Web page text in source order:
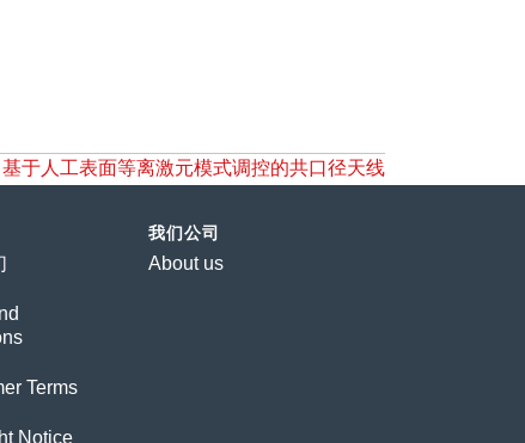
于人工表面等离激元模式调控的共口径天线
Terms
Notice
我们公司
About us